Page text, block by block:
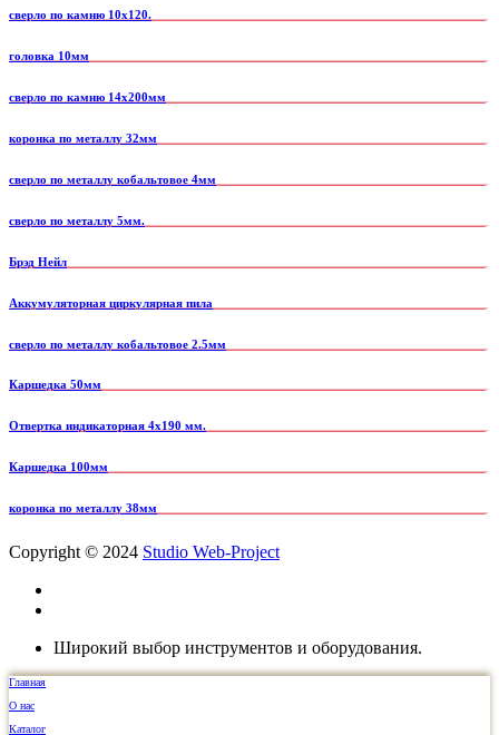
сверло по камню 10х120.
головка 10мм
сверло по камню 14х200мм
коронка по металлу 32мм
сверло по металлу кобальтовое 4мм
сверло по металлу 5мм.
Брэд Нейл
Аккумуляторная циркулярная пила
сверло по металлу кобальтовое 2.5мм
Каршедка 50мм
Отвертка индикаторная 4x190 мм.
Каршедка 100мм
коронка по металлу 38мм
Copyright © 2024 Studio Web-Project
Широкий выбор инструментов и оборудования.
Главная
О нас
Каталог